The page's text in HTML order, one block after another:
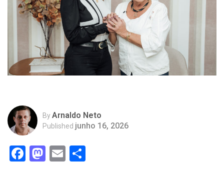
ByArnaldo Neto
Published junho 16, 2026
Facebook
Mastodon
Email